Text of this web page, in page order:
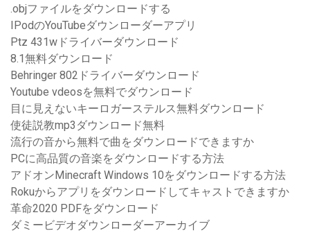
.objファイルをダウンロードする
IPodのYouTubeダウンローダーアプリ
Ptz 431wドライバーダウンロード
8.1無料ダウンロード
Behringer 802ドライバーダウンロード
Youtube vdeosを無料でダウンロード
目に見えないキーロガーステルス無料ダウンロード
使徒説教mp3ダウンロード無料
流行の音から無料で曲をダウンロードできますか
PCに高品質の音楽をダウンロードする方法
アドオンMinecraft Windows 10をダウンロードする方法
Rokuからアプリをダウンロードしてキャストできますか
革命2020 PDFをダウンロード
ダミービデオダウンローダーアーカイブ